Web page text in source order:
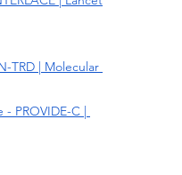
TRD | Molecular
PROVIDE-C |